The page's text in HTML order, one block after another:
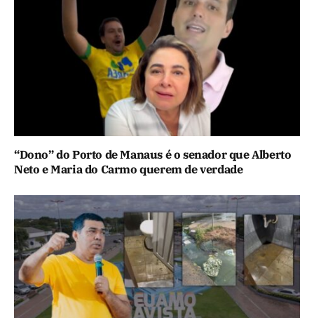
“Dono” do Porto de Manaus é o senador que Alberto
Neto e Maria do Carmo querem de verdade